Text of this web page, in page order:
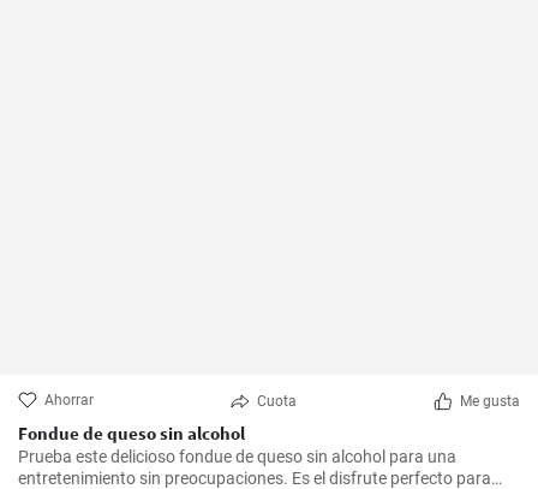
Ahorrar Cuota Me gusta
Fondue de queso sin alcohol
Prueba este delicioso fondue de queso sin alcohol para una
entretenimiento sin preocupaciones. Es el disfrute perfecto para